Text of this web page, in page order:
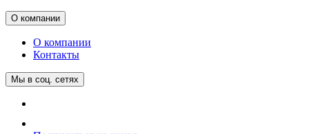
О компании
О компании
Контакты
Мы в соц. сетях